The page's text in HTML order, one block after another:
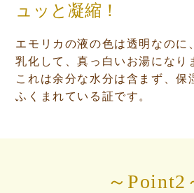
ュッと凝縮！
エモリカの液の色は透明なのに
乳化して、真っ白いお湯になり
これは余分な水分は含まず、保
ふくまれている証です。
～Point2